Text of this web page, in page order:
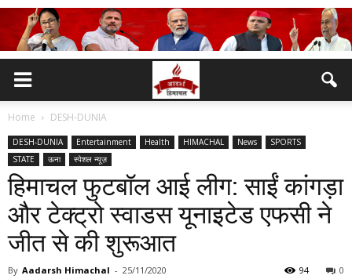
Home DESH-DUNIA
DESH-DUNIA Entertainment Health HIMACHAL News
SPORTS
STATE
ऊना स्पेशल न्यूज़
हिमाचल फुटबॉल आई लीग: साईं कांगड़ा
और टेक्ट्रो स्वाडस यूनाइटेड एफसी ने
जीत से की शुरूआत
By Aadarsh Himachal - 25/11/2020 0
94